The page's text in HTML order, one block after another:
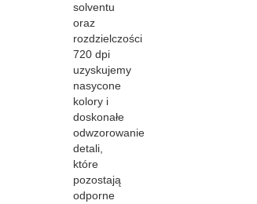
solventu
oraz
rozdzielczości
720 dpi
uzyskujemy
nasycone
kolory i
doskonałe
odwzorowanie
detali,
które
pozostają
odporne